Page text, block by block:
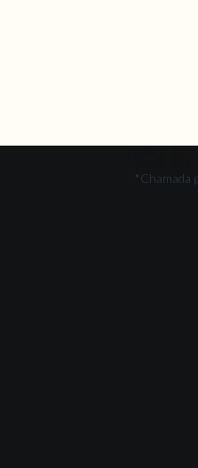
Livro de
*Chamada